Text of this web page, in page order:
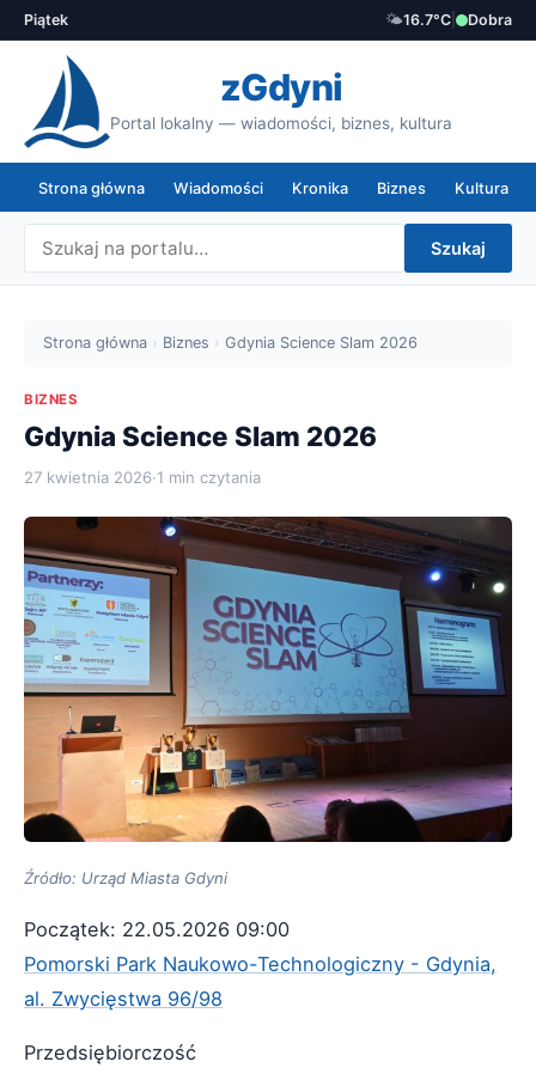
Piątek 🌤️16.7°C Dobra
zGdyni
Portal lokalny — wiadomości, biznes, kultura
Strona główna Wiadomości Kronika Biznes Kultura
Szukaj
Strona główna › Biznes › Gdynia Science Slam 2026
BIZNES
Gdynia Science Slam 2026
27 kwietnia 2026·1 min czytania
Źródło: Urząd Miasta Gdyni
Początek: 22.05.2026 09:00
Pomorski Park Naukowo-Technologiczny - Gdynia,
al. Zwycięstwa 96/98
Przedsiębiorczość